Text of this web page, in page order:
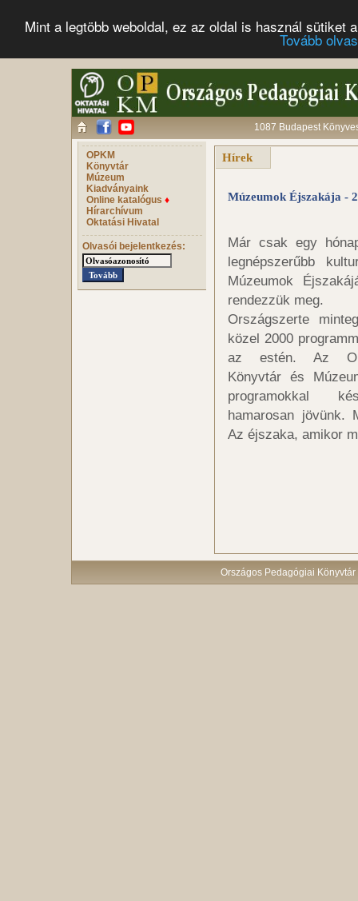
Mint a legtöbb weboldal, ez az oldal is használ sütiket
Tovább
1087 Budapest
OPKM
Könyvtár
Múzeum
Kiadványaink
Online katalógus ♦
Hírarchívum
Oktatási Hivatal
Olvasói bejelentkezés:
Hírek
Múzeumok Éjszakája -
Már csak egy
legnépszerűbb
Múzeumok
rendezzük meg.
Országszerte
közel 2000
az estén. Az
Könyvtár és
programokkal
hamarosan jövünk.
Az éjszaka, amikor
Országos Pedagógiai